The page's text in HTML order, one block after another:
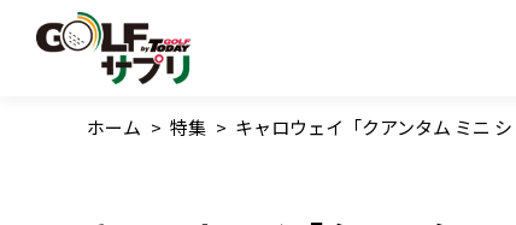
ホーム > 特集 > キャロウェイ「クアンタム ミニ